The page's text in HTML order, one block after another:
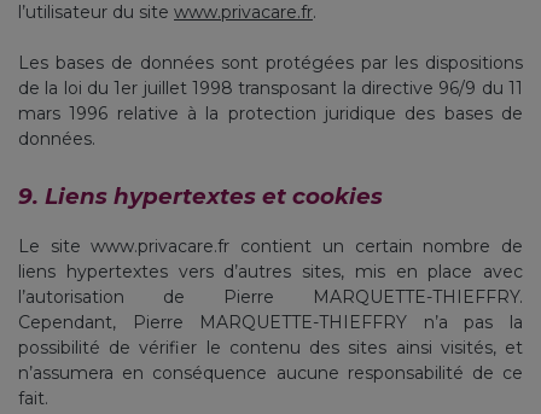
l’utilisateur du site www.privacare.fr.
Les bases de données sont protégées par les dispositions
de la loi du 1er juillet 1998 transposant la directive 96/9 du 11
mars 1996 relative à la protection juridique des bases de
données.
9. Liens hypertextes et cookies
Le site www.privacare.fr contient un certain nombre de
liens hypertextes vers d’autres sites, mis en place avec
l’autorisation de Pierre MARQUETTE-THIEFFRY.
Cependant, Pierre MARQUETTE-THIEFFRY n’a pas la
possibilité de vérifier le contenu des sites ainsi visités, et
n’assumera en conséquence aucune responsabilité de ce
fait.